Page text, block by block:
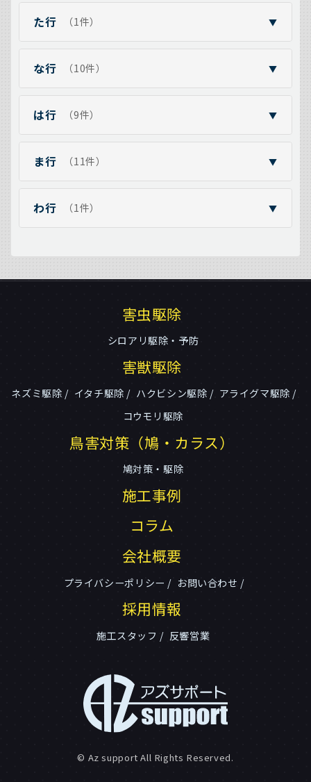
た行 （1件） ▼
な行 （10件） ▼
は行 （9件） ▼
ま行 （11件） ▼
わ行 （1件） ▼
害虫駆除
シロアリ駆除・予防
害獣駆除
ネズミ駆除 イタチ駆除 ハクビシン駆除
アライグマ駆除
コウモリ駆除
鳥害対策（鳩・カラス）
鳩対策・駆除
施工事例
コラム
会社概要
プライバシーポリシー お問い合わせ
採用情報
施工スタッフ 反響営業
© Az support All Rights Reserved.